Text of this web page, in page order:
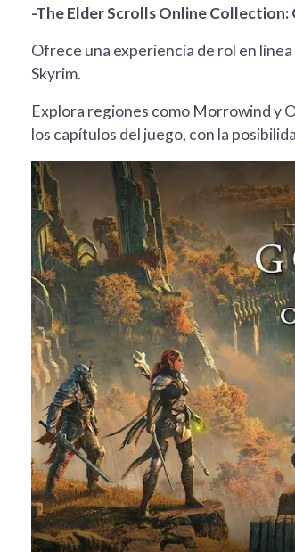
-The Elder Scrolls Online Collection:
Ofrece una experiencia de rol en
Skyrim.
Explora regiones como Morrowind y
los capítulos del juego, con la